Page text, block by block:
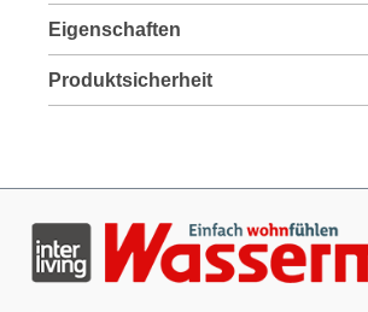
Eigenschaften
Produktsicherheit